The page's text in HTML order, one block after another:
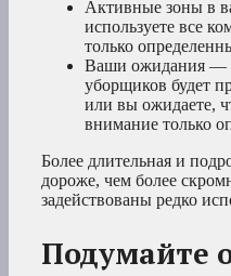
Активные зоны в
используете все
только
Ваши ожидания —
уборщиков будет
или вы ожидаете,
внимание только
Более длительная и
дороже, чем более
задействованы редко
Подумайте